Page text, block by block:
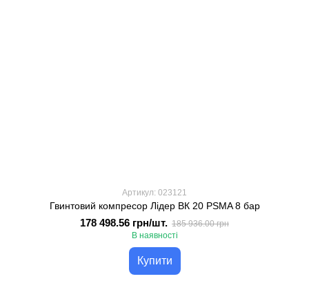
Артикул: 023121
Гвинтовий компресор Лідер ВК 20 PSMA 8 бар
178 498.56 грн/шт. 185 936.00 грн
В наявності
Купити